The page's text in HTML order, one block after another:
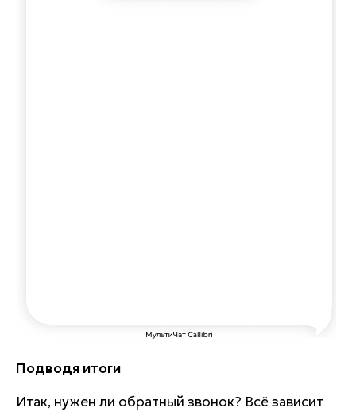
Подводя итоги
Итак, нужен ли обратный звонок? Всё зависит